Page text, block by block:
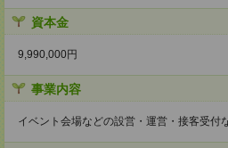
資本金
9,990,000円
事業内容
イベント会場などの設営・運営・接客受付